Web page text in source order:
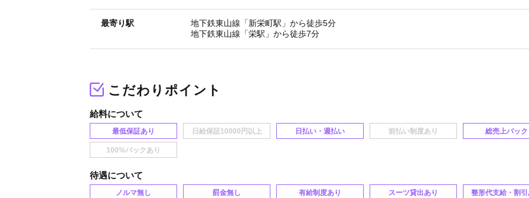
最寄り駅
地下鉄東山線「新栄町駅」から徒歩5分
地下鉄東山線「栄駅」から徒歩7分
こだわりポイント
給料
最低保証あり 日払い・週払い 総売上バック
待遇
ノルマ無し 罰金無し 有給制度あり スーツ貸出あり 整形代支給・割